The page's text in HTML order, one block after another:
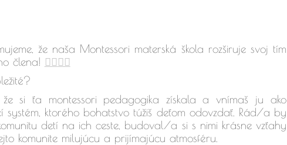
že naša Montessori materská škola rozširuje svoj tím
člena! 🙋‍♂️🙋‍♀️
že si ťa montessori pedagogika získala a vnímaš ju ako
systém, ktorého bohatstvo túžiš deťom odovzdať. Rád/a by
detí na ich ceste, budoval/a si s nimi krásne vzťahy
komunite milujúcu a prijímajúcu atmosféru.